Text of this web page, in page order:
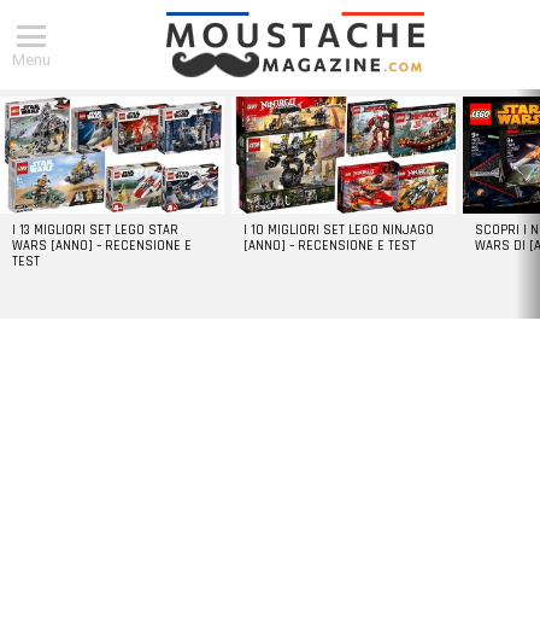
Menu
DERNIERS
ARTICLES
I 13 MIGLIORI SET LEGO STAR
WARS [ANNO] – RECENSIONE E
TEST
I 10 MIGLIORI SET LEGO NINJAGO
[ANNO] – RECENSIONE E TEST
SCOPRI I
WARS DI